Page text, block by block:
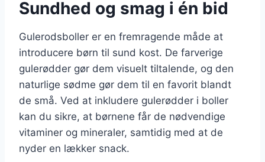
Sundhed og smag i én bid
Gulerodsboller er en fremragende måde at
introducere børn til sund kost. De farverige
gulerødder gør dem visuelt tiltalende, og den
naturlige sødme gør dem til en favorit blandt
de små. Ved at inkludere gulerødder i boller
kan du sikre, at børnene får de nødvendige
vitaminer og mineraler, samtidig med at de
nyder en lækker snack.